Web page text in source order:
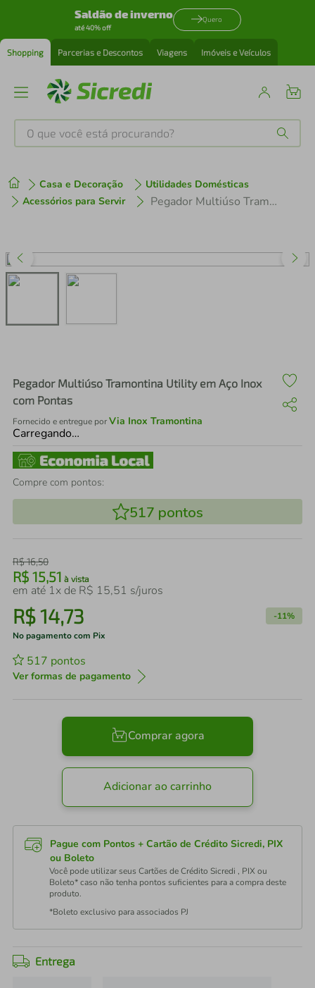
Saldão de inverno
até 40% off
Quero
Shopping Parcerias e Descontos Viagens Imóveis e Veículos
O que você está procurando?
Casa e Decoração
Utilidades Domésticas
Acessórios para Servir
Pegador Multiúso Tramontina Utility em Aço Inox com Pontas
Pegador Multiúso Tramontina Utility em Aço Inox
com Pontas
Fornecido e entregue porVia Inox Tramontina
Carregando…
Compre com pontos:
517 pontos
R$16,50
R$ 15,51 à vista
em até 1x de R$ 15,51 s/juros
R$14,73 -11%
No pagamento com Pix
517 pontos
Ver formas de pagamento
Comprar agora
Adicionar ao carrinho
Pague com Pontos + Cartão de Crédito Sicredi, PIX
ou Boleto
Você pode utilizar seus Cartões de Crédito Sicredi , PIX ou
Boleto* caso não tenha pontos suficientes para a compra deste
produto.
*Boleto exclusivo para associados PJ
Entrega
1º tenis
3º perfume